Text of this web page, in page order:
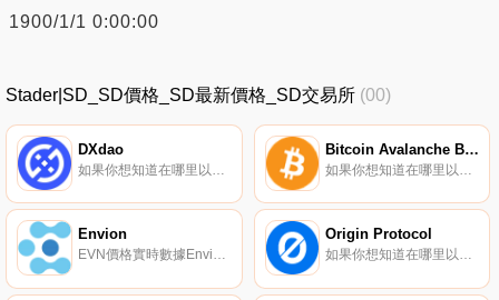
1900/1/1 0:00:00
Stader|SD_SD價格_SD最新價格_SD交易所 (00)
DXdao Bitcoin Avalanche Bridged
Envion
EVN價格實時數據Envion（EVN）是一種加密貨幣,在以太坊平臺上運行。Envion的電流供應量為127425493.56222838。最近已知的Envion價格為0.11108088美元,在過去24小時內上漲了4.72美元。更多信息請訪問https://www.envion.org.
Origin Protocol
如果你想知道在哪里以當前價格購買Origin Protocol,目前交易{Origin Protocol]股票的頂級加密貨幣交易所是Binance、Bitrue、ByOGNt、Bitget和Hotcoin Global。您可以在我們的加密貨幣交易所頁面上找到其他列表.